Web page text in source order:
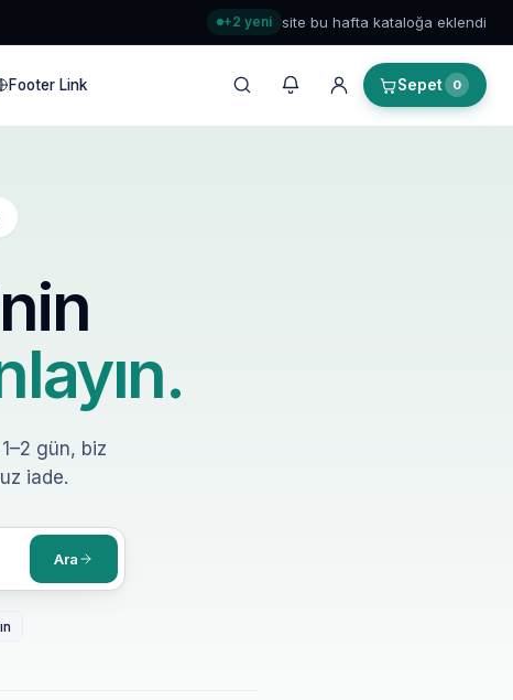
+2 yeni site bu hafta kataloğa eklendi
Footer Link Sepet 0
gün, biz
iade.
Ara